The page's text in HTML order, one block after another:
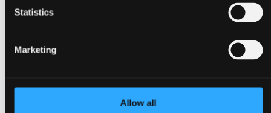
Statistics
Marketing
Allow all
Lørdag og søndag serveres vores populære weekendbrunch fra kl.